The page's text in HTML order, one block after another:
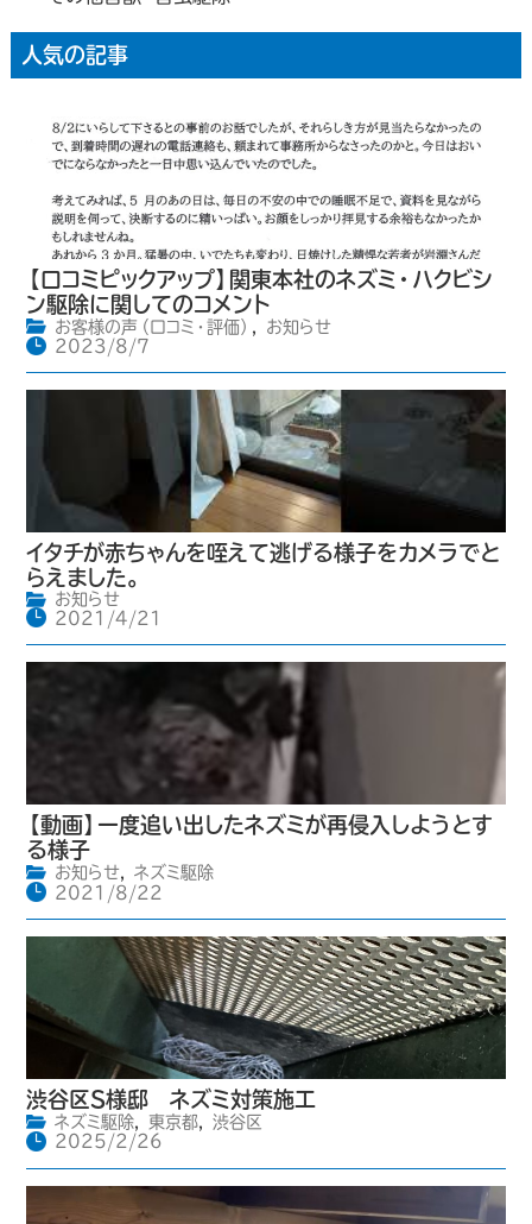
人気の記事
【口コミピックアップ】関東本社のネズミ・ハクビシ
ン駆除に関してのコメント
お客様の声（口コミ・評価）
お知らせ
2023/8/7
イタチが赤ちゃんを咥えて逃げる様子をカメラでと
らえました。
お知らせ
2021/4/21
【動画】一度追い出したネズミが再侵入しようとす
る様子
お知らせ,
ネズミ駆除
2021/8/22
渋谷区S様邸 ネズミ対策施工
ネズミ駆除, 東京都,
渋谷区
2025/2/26